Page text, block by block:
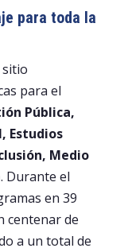
para toda la
sitio
para el
Pública,
Estudios
Medio
. Durante el
en 39
centenar de
a un total de